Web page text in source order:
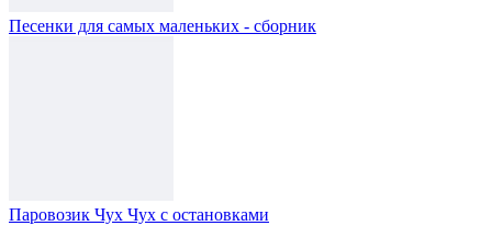
Песенки для самых маленьких - сборник
Паровозик Чух Чух с остановками